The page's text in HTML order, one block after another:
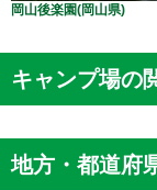
岡山後楽園(岡山県)
キャンプ場の
地方・都道府